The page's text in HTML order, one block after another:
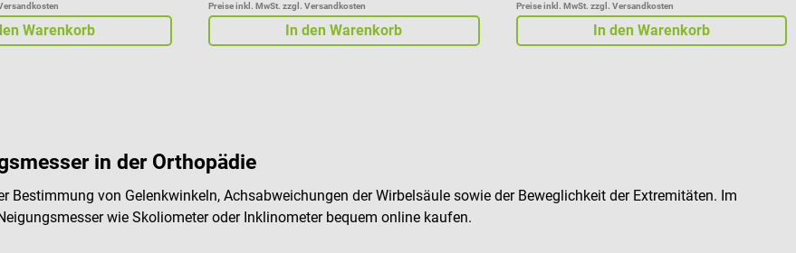
Warenkorb
Preise inkl. MwSt. zzgl. Versandkosten
In den Warenkorb
Preise inkl. MwSt. zzgl. Versandkosten
In den Warenkorb
in der Orthopädie
Bestimmung von Gelenkwinkeln, Achsabweichungen der Wirbelsäule sowie der Beweglichkeit der Extremitäten. Im
wie Skoliometer oder Inklinometer bequem online kaufen.